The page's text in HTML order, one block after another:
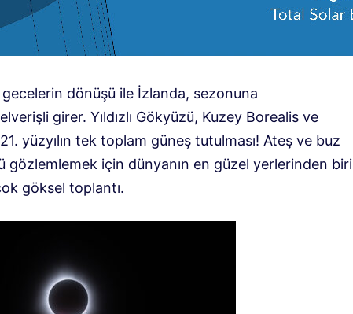
dönüşü ile İzlanda, sezonuna
girer. Yıldızlı Gökyüzü, Kuzey Borealis ve
yüzyılın tek toplam güneş tutulması! Ateş ve buz
gözlemlemek için dünyanın en güzel yerlerinden biri
göksel toplantı.